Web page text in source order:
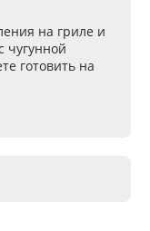
на гриле и
чугунной
готовить на
болтунья или
нежное рыбное